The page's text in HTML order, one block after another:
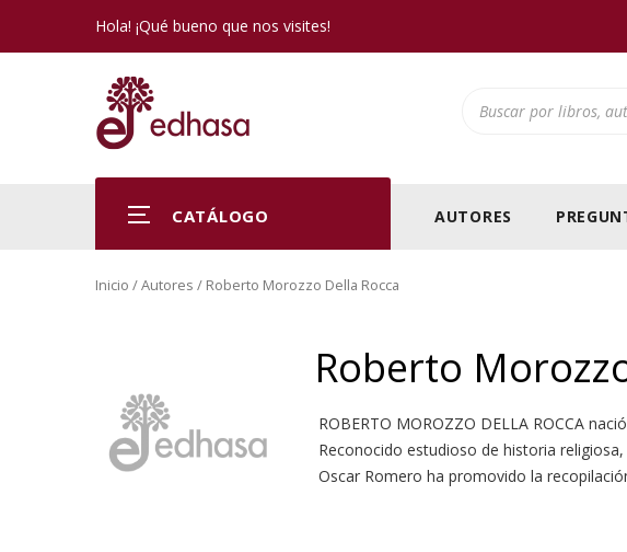
Hola! ¡Qué bueno que nos visites!
CATÁLOGO AUTORES
Inicio / Autores / Roberto Morozzo Della Rocca
Roberto
ROBERTO MOROZZO DELLA ROCCA
Reconocido estudioso de historia
Oscar Romero ha promovido la